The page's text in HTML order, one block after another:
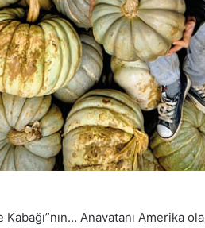
Kabağı”nın… Anavatanı